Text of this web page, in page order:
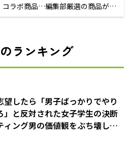
コラボ商品…編集部厳選の商品が買
ランキング
望したら「男子ばっかりでやり
」と反対された女子学生の決断
ィング男の価値観をぶち壊した